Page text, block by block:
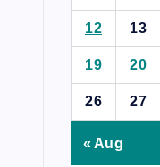
12 13
19 20
26 27
« Aug